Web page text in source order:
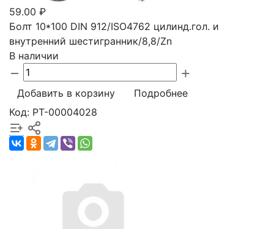
59.00 ₽
Болт 10*100 DIN 912/ISO4762 цилинд.гол. и
внутренний шестигранник/8,8/Zn
В наличии
Добавить в корзину
Подробнее
Код: РТ-00004028